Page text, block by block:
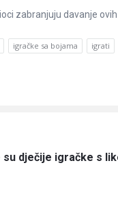
zabranjuju davanje ovih
igračke sa bojama igrati
dječije igračke s